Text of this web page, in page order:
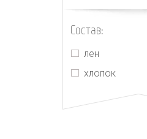
The Row
Состав:
лен
хлопок